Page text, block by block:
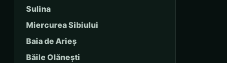
Sulina
Miercurea Sibiului
Baia de Arieș
Băile Olănești